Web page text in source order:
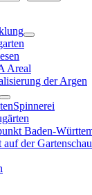
Areal
der Argen
Baden-
auf der Gartenschau